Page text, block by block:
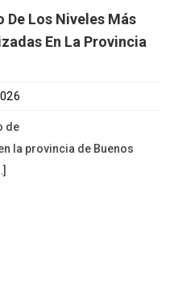
Los Niveles Más
En La Provincia
de
la provincia de Buenos